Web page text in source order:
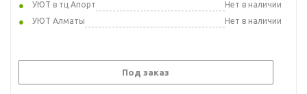
УЮТ в тц Апорт
Нет в наличии
УЮТ Алматы
Нет в наличии
Под заказ